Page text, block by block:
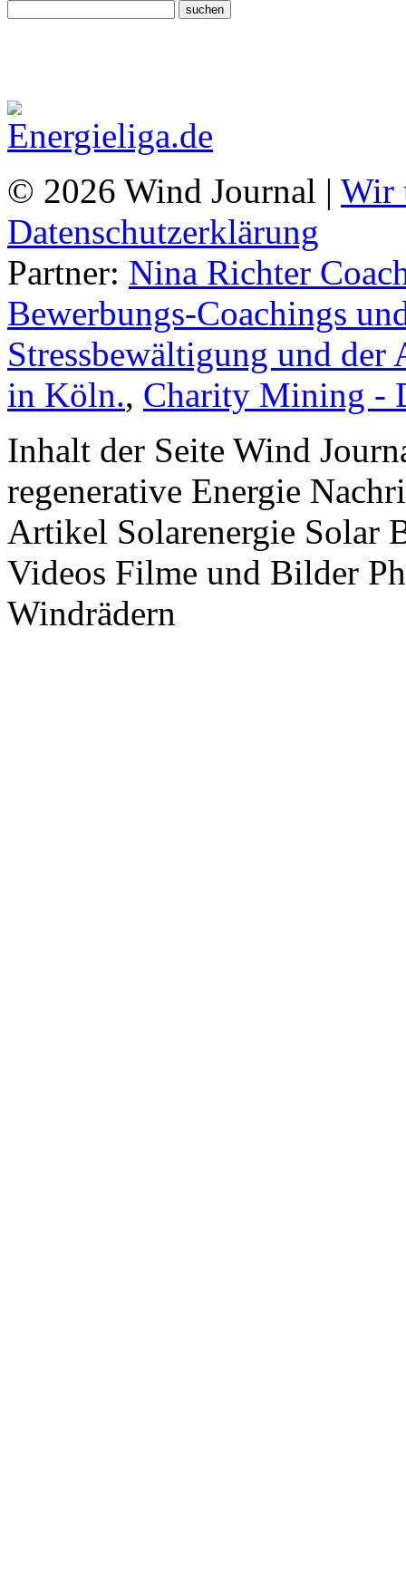
© 2026 Wind Journal | Wir
Datenschutzerklärung
Partner: Nina Richter
Bewerbungs-Coachings
Stressbewältigung und
in Köln., Charity Mining -
Inhalt der Seite Wind
regenerative Energie
Artikel Solarenergie Solar
Videos Filme und Bilder
Windrädern